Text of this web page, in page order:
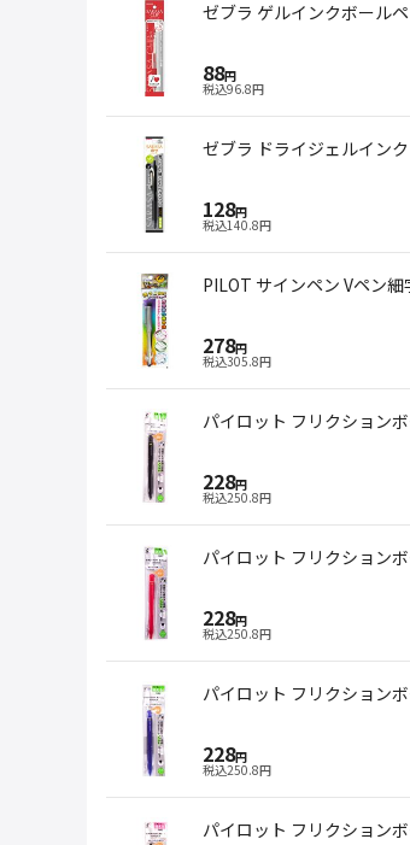
ゼブラ ゲルインクボール
88円
税込96.8円
ゼブラ ドライジェルイン
128円
税込140.8円
PILOT サインペン Vペン細
278円
税込305.8円
パイロット フリクション
228円
税込250.8円
パイロット フリクション
228円
税込250.8円
パイロット フリクション
228円
税込250.8円
パイロット フリクション